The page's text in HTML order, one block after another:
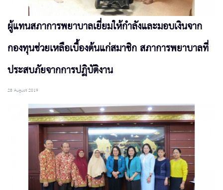
ผู้แทนสภาการพยาบาลเยี่ยมให้กำลังและมอบเงินจาก
กองทุนช่วยเหลือเบื้องต้นแก่สมาชิก สภาการพยาบาลที่
ประสบภัยจากการปฏิบัติงาน
28 August 2019